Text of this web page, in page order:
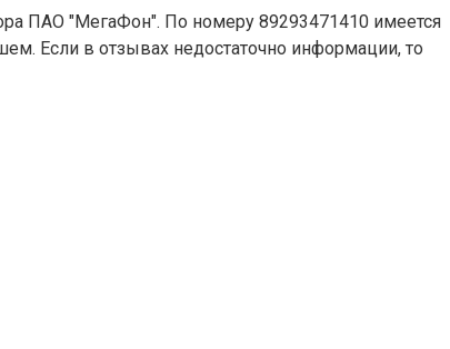
ПАО "МегаФон". По номеру 89293471410 имеется
Если в отзывах недостаточно информации, то